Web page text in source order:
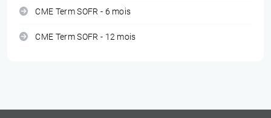
CME Term SOFR - 6 mois
CME Term SOFR - 12 mois